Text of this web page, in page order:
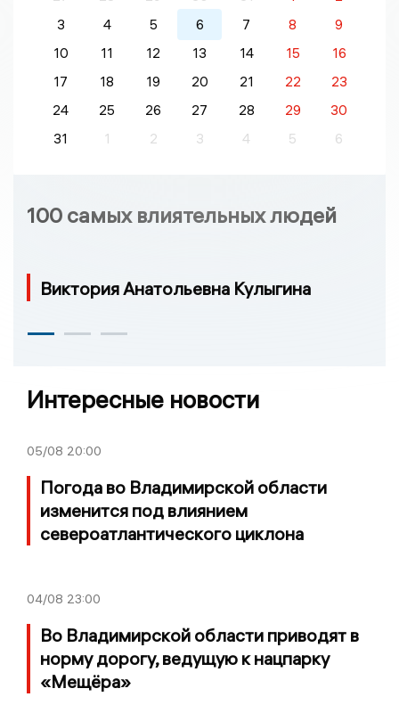
3
4 5 6 7 8
9
10
11 12 13 14 15
16
17
18 19 20 21 22
23
24
25 26 27 28 29
30
31
1 2 3 4 5 6
100 самых влиятельных людей
Виктория Анатольевна Кулыгина
Интересные новости
05/08 20:00
Погода во Владимирской области
изменится под влиянием
североатлантического циклона
04/08 23:00
Во Владимирской области приводят в
норму дорогу, ведущую к нацпарку
«Мещёра»